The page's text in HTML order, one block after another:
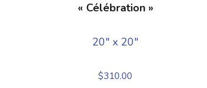
« Célébration »
20" x 20"
$310.00